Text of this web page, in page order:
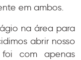
em ambos.
na área para
abrir nosso
com apenas